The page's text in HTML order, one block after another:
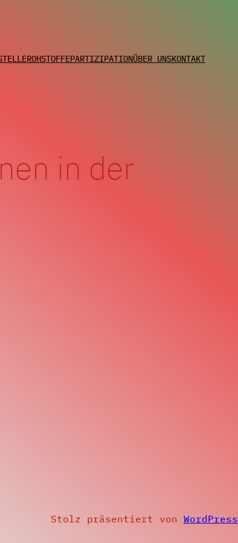
ROHSTOFFEPARTIZIPATIONÜBER UNSKONTAKT
in der
Stolz präsentiert von WordPress